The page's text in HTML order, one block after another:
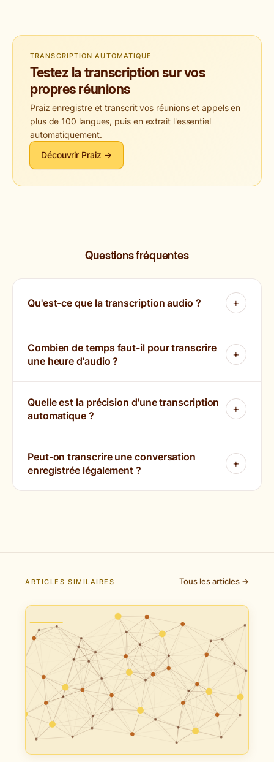
TRANSCRIPTION AUTOMATIQUE
Testez la transcription sur vos
propres réunions
Praiz enregistre et transcrit vos réunions et appels en
plus de 100 langues, puis en extrait l'essentiel
automatiquement.
Découvrir Praiz →
Questions fréquentes
Qu'est-ce que la transcription audio ?
Combien de temps faut-il pour transcrire
une heure d'audio ?
Quelle est la précision d'une transcription
automatique ?
Peut-on transcrire une conversation
enregistrée légalement ?
ARTICLES SIMILAIRES Tous les articles →